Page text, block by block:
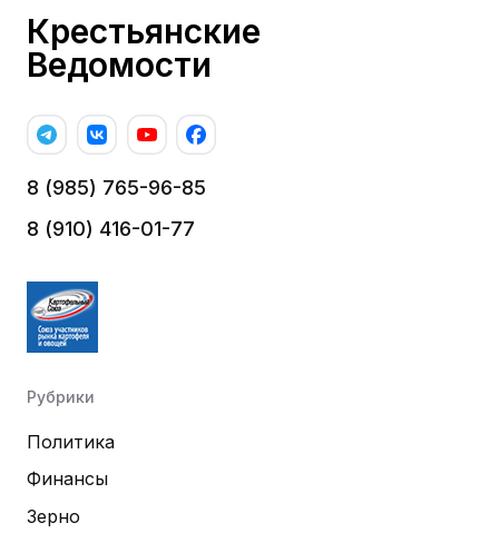
Крестьянские
Ведомости
8 (985) 765-96-85
8 (910) 416-01-77
Рубрики
Политика
Финансы
Зерно